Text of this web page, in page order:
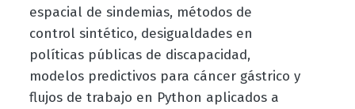
espacial de sindemias, métodos de
control sintético, desigualdades en
políticas públicas de discapacidad,
modelos predictivos para cáncer gástrico y
flujos de trabajo en Python aplicados a